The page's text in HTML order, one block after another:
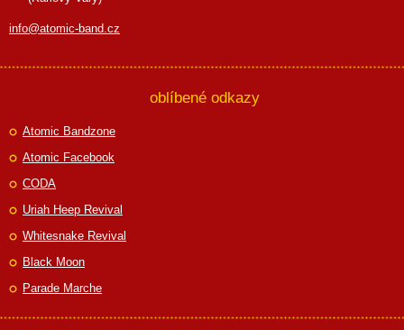
info@atomic-band.cz
oblíbené odkazy
Atomic Bandzone
Atomic Facebook
CODA
Uriah Heep Revival
Whitesnake Revival
Black Moon
Parade Marche